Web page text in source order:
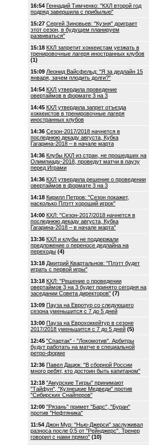
16:54 Геннадий Тимченко: "КХЛ второй год
подряд завершила с прибылью"
15:27 Сергей Зиновьев: "Кузня" доиграет
этот сезон, в будущем планируем
развиваться"
15:18 КХЛ запретит хоккеистам уезжать в
тренировочные лагеря иностранных клубов
(1)
15:09 Леонид Вайсфельд: "Я за дедлайн 15
января, зачем плодить долги?"
14:54 КХЛ утвердила проведение
овертаймов в формате 3 на 3
14:45 КХЛ утвердила запрет отъезда
хоккеистов в тренировочные лагеря
иностранных клубов
14:36 Сезон-2017/2018 начнется в
последнюю декаду августа, Кубка
Гагарина-2018 – в начале марта
14:36 Клубы КХЛ из стран, не прошедших на
Олимпиаду-2018, проведут матчи в паузу
перед Играми
14:36 КХЛ утвердила решение о проведении
овертаймов в формате 3 на 3
14:18 Кирилл Петров: "Сезон покажет,
насколько Плэтт хороший игрок"
14:00 КХЛ: "Сезон-2017/2018 начнется в
последнюю декаду августа, Кубка
Гагарина-2018 – в начале марта"
13:36 КХЛ и клубы не поддержали
предложение о переносе дедлайна на
переходы (4)
13:18 Дмитрий Квартальнов: "Плэтт будет
играть с первой игры"
13:18 КХЛ: "Решение о проведении
овертаймов 3 на 3 будет принято сегодня на
заседании Совета директоров" (7)
13:09 Пауза на Евротур со следующего
сезона уменьшится с 7 до 5 дней
13:00 Пауза на Еврохоккейтур в сезоне
2017/2018 уменьшится с 7 до 5 дней (5)
12:45 "Спартак" - "Локомотив". Арбитры
будут работать на матче в специальной
ретро-форме
12:36 Павел Дацюк: "В сборной России
много ребят, кто достоин быть капитаном"
12:18 "Амурские Тигры" принимают
"Тайфун", "Кузнецкие Медведи" против
"Сибирских Снайперов"
12:00 "Рязань" примет "Барс", "Буран"
против "Нефтяника"
11:54 Джон Мур: "Нью-Джерси" заслуживал
разноса после 0:5 от "Рейнджерс". Тренер
говорил с нами прямо" (10)